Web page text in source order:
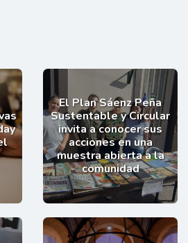
El Plan Sáenz Peña
Sustentable y Circular
invita a conocer sus
acciones en una
muestra abierta a la
comunidad